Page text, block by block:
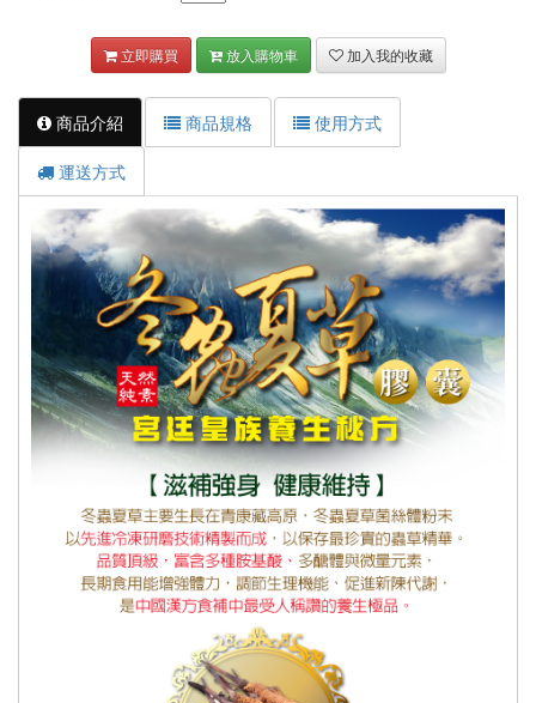
立即購買 放入購物車 加入我的收藏
商品介紹 商品規格 使用方式
運送方式